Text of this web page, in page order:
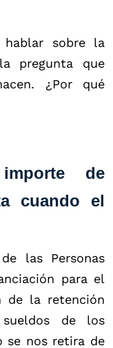
sobre la
pregunta que
¿Por qué
de
cuando el
las Personas
para el
de la retención
de los
se nos retira de